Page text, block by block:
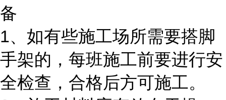
备
1、如有些施工场所需要搭脚
手架的，每班施工前要进行安
全检查，合格后方可施工。